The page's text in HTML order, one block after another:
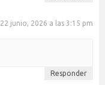
22 junio, 2026 a las 3:15 pm
Responder